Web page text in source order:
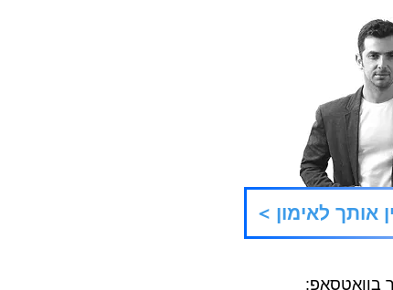
אותך לאימון
בוואטסאפ: